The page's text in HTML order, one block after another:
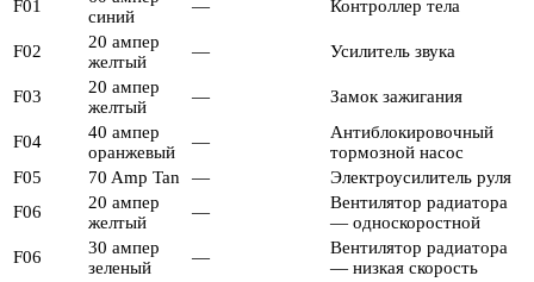
F01
синий
— Контроллер тела
F02
20 ампер
желтый
— Усилитель звука
F03
20 ампер
желтый
— Замок зажигания
F04
40 ампер
оранжевый
—
Антиблокировочный
тормозной насос
F05
70 Amp Tan —
Электроусилитель руля
F06
20 ампер
желтый
—
Вентилятор радиатора
— односкоростной
F06
30 ампер
зеленый
—
Вентилятор радиатора
— низкая скорость